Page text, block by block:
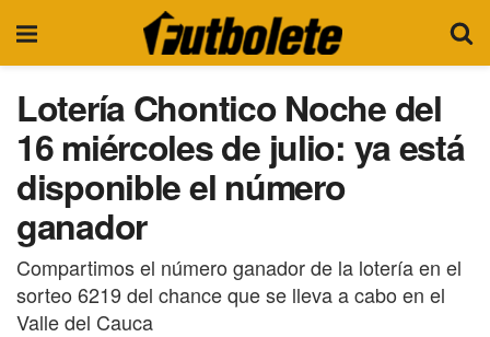
Lotería Chontico Noche del
16 miércoles de julio: ya está
disponible el número
ganador
Compartimos el número ganador de la lotería en el
sorteo 6219 del chance que se lleva a cabo en el
Valle del Cauca